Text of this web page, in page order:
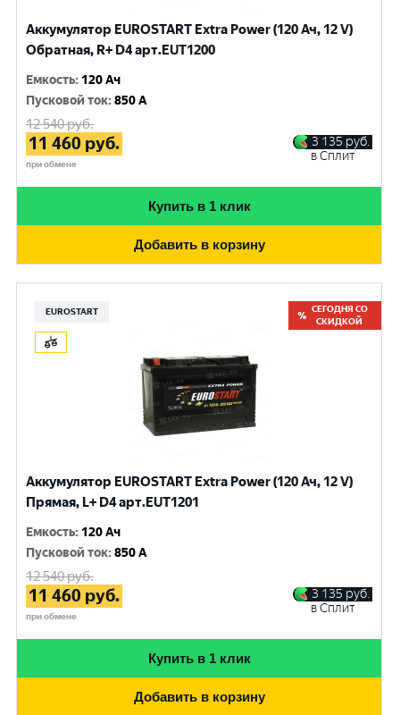
Аккумулятор EUROSTART Extra Power (120 Ач, 12 V)
Обратная, R+ D4 арт.EUT1200
Емкость: 120 Ач
Пусковой ток:850 A
12 540руб.
11 460 руб.
при обмене
3 135 руб.
в Сплит
Купить в 1 клик
Добавить в корзину
EUROSTART
СЕГОДНЯ СО
СКИДКОЙ
Аккумулятор EUROSTART Extra Power (120 Ач, 12 V)
Прямая, L+ D4 арт.EUT1201
Емкость: 120 Ач
Пусковой ток:850 A
12 540руб.
11 460 руб.
при обмене
3 135 руб.
в Сплит
Купить в 1 клик
Добавить в корзину